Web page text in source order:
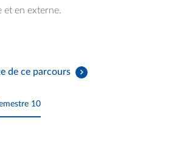
en externe.
de ce parcours
10